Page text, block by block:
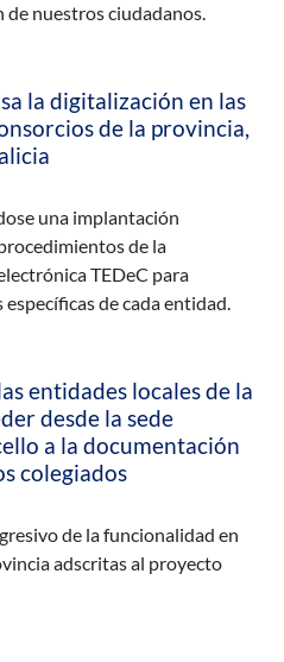
nuestros ciudadanos.
la digitalización en las
de la provincia,
una implantación
de la
TEDeC para
de cada entidad.
entidades locales de la
desde la sede
a la documentación
colegiados
de la funcionalidad en
adscritas al proyecto